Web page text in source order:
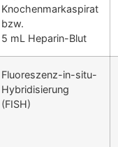
Knochenmarkaspirat
bzw.
5 mL Heparin-Blut
Fluoreszenz-in-situ-
Hybridisierung
(FISH)